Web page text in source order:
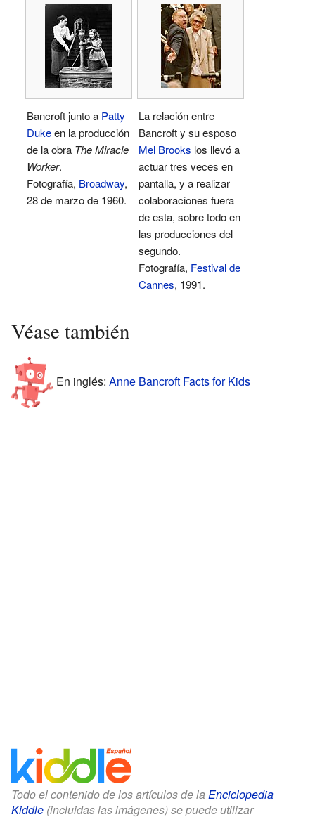
Bancroft junto a Patty
Dukeen la producción
de la obra The Miracle
Worker.
Fotografía, Broadway,
28 de marzo de 1960.
La relación entre
Bancroft y su esposo
Mel Brooks los llevó a
actuar tres veces en
pantalla, y a realizar
colaboraciones fuera
de esta, sobre todo en
las producciones del
segundo.
Fotografía, Festival de
Cannes, 1991.
Véase también
En inglés: Anne Bancroft Facts for Kids
Todo el contenido de los artículos de la Enciclopedia
Kiddle (incluidas las imágenes) se puede utilizar